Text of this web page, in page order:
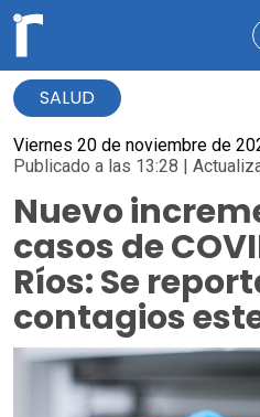
SALUD
Viernes 20 de noviembre de
Publicado a las 13:28 |
Nuevo
casos de
Ríos: Se
contagios